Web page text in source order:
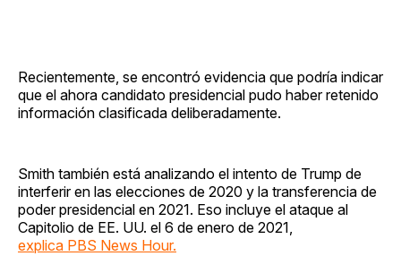
Recientemente, se encontró evidencia que podría indicar
que el ahora candidato presidencial pudo haber retenido
información clasificada deliberadamente.
Smith también está analizando el intento de Trump de
interferir en las elecciones de 2020 y la transferencia de
poder presidencial en 2021. Eso incluye el ataque al
Capitolio de EE. UU. el 6 de enero de 2021,
explica PBS News Hour.